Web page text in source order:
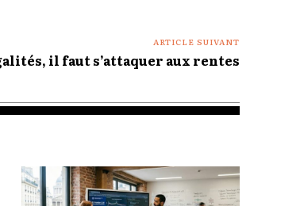
ARTICLE SUIVANT
il faut s’attaquer aux rentes